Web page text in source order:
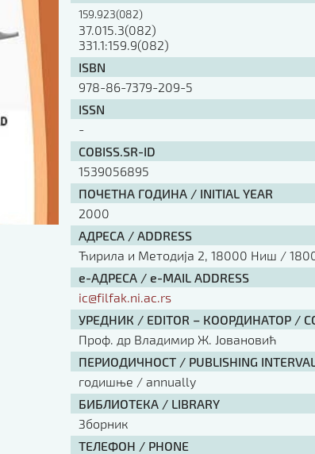
159.923(082)
37.015.3(082)
331.1:159.9(082)
ISBN
978-86-7379-209-5
ISSN
-
COBISS.SR-ID
1539056895
ПОЧЕТНА ГОДИНА / INITIAL YEAR
2000
АДРЕСА / ADDRESS
Ћирила и Методија 2, 18000 Ниш /
е-АДРЕСА / e-MAIL ADDRESS
ic@filfak.ni.ac.rs
УРЕДНИК / EDITOR – КООРДИНАТОР /
Проф. др Владимир Ж. Јовановић
ПЕРИОДИЧНОСТ / PUBLISHING
годишње / annually
БИБЛИОТЕКА / LIBRARY
Зборник
ТЕЛЕФОН / PHONE